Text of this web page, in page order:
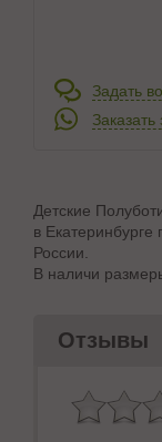
Задать
Детские
в
России.
В наличи
Отзывы